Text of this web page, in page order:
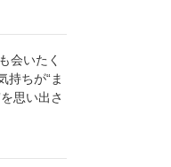
会いたく
持ちが“ま
思い出さ